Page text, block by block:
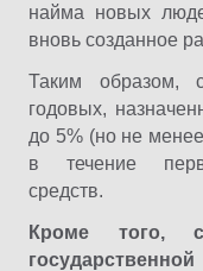
найма новых
вновь созданное
Таким образом,
годовых,
до 5% (но не
в течение
средств.
Кроме того,